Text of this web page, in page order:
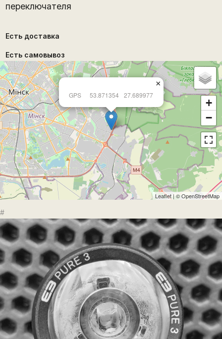
переключателя
Есть доставка
Есть самовывоз
GPS 53.871354 27.689977
×
+
−
Leaflet | ©OpenStreetMap
#